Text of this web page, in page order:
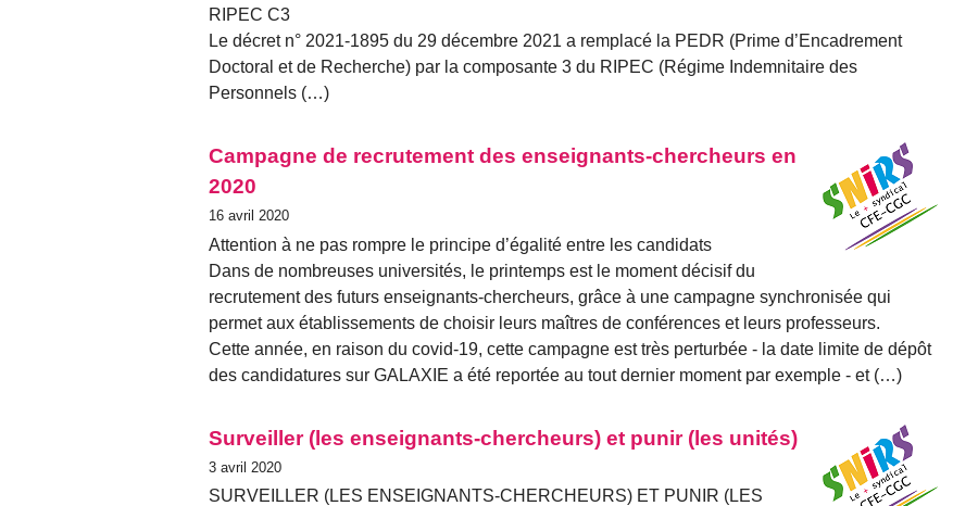
RIPEC C3
Le décret n° 2021-1895 du 29 décembre 2021 a remplacé la PEDR (Prime d’Encadrement
Doctoral et de Recherche) par la composante 3 du RIPEC (Régime Indemnitaire des
Personnels (…)
Campagne de recrutement des enseignants-chercheurs en
2020
16 avril 2020
Attention à ne pas rompre le principe d’égalité entre les candidats
Dans de nombreuses universités, le printemps est le moment décisif du
recrutement des futurs enseignants-chercheurs, grâce à une campagne synchronisée qui
permet aux établissements de choisir leurs maîtres de conférences et leurs professeurs.
Cette année, en raison du covid-19, cette campagne est très perturbée - la date limite de dépôt
des candidatures sur GALAXIE a été reportée au tout dernier moment par exemple - et (…)
Surveiller (les enseignants-chercheurs) et punir (les unités)
3 avril 2020
SURVEILLER (LES ENSEIGNANTS-CHERCHEURS) ET PUNIR (LES